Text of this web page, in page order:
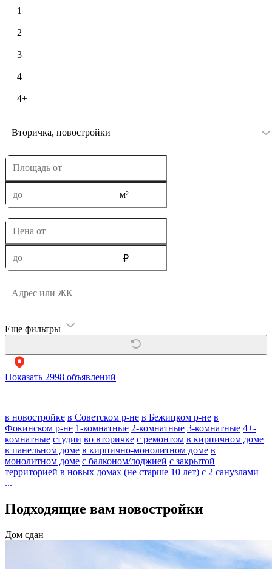
Вторичка, новостройки
1
2
3
4
4+
–
₽
–
м²
Еще фильтры
Показать 2998 объявлений
в новостройке в Советском р-не в Бежицком р-не в
Фокинском р-не 1-комнатные 2-комнатные 3-комнатные 4+-
комнатные студии во вторичке с ремонтом в кирпичном доме
в панельном доме в кирпично-монолитном доме в
монолитном доме с балконом/лоджией с закрытой
территорией в новых домах (не старше 10 лет) с 2 санузлами
...
Подходящие вам новостройки
Дом сдан